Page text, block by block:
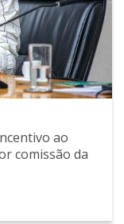
ao
comissão da